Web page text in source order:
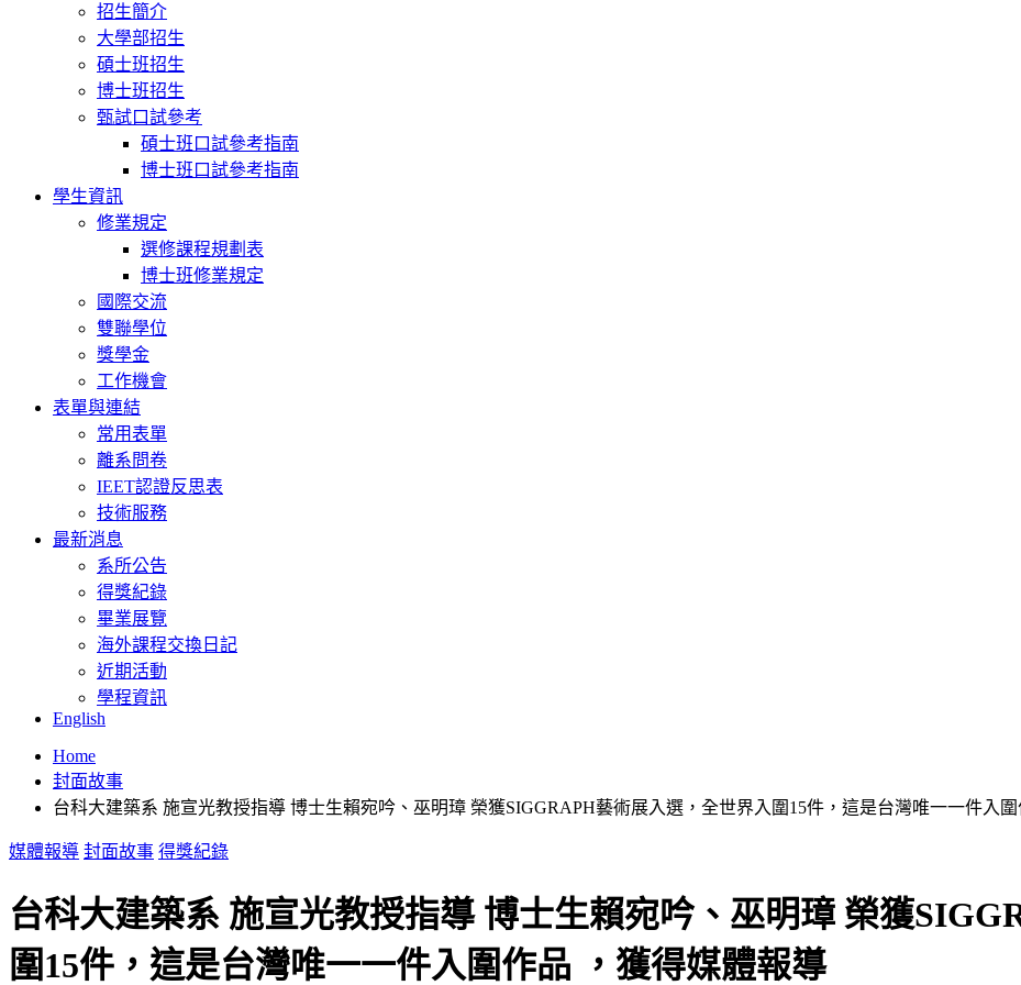
招生簡介
大學部招生
碩士班招生
博士班招生
甄試口試參考
碩士班口試參考指南
博士班口試參考指南
學生資訊
修業規定
選修課程規劃表
博士班修業規定
國際交流
雙聯學位
獎學金
工作機會
表單與連結
常用表單
離系問卷
IEET認證反思表
技術服務
最新消息
系所公告
得獎紀錄
畢業展覽
海外課程交換日記
近期活動
學程資訊
English
Home
封面故事
台科大建築系 施宣光教授指導 博士生賴宛吟、巫明璋 榮獲SIGGRAPH藝術展入選，全世界入圍15件，這是台灣唯一一件入
媒體報導 封面故事 得獎紀錄
台科大建築系 施宣光教授指導 博士生賴宛吟、巫明璋 榮獲
圍15件，這是台灣唯一一件入圍作品 ，獲得媒體報導